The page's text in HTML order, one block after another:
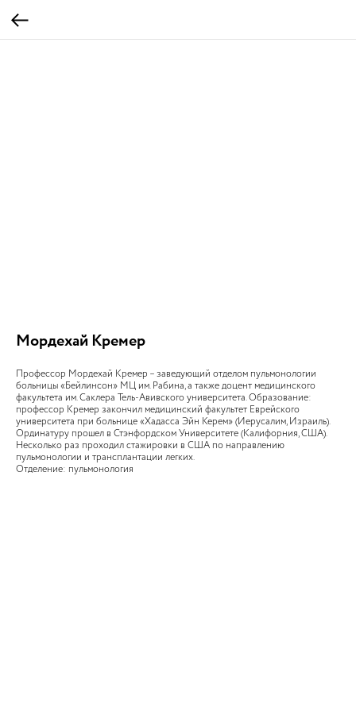
Мордехай Кремер
Профессор Мордехай Кремер – заведующий отделом пульмонологии
больницы «Бейлинсон» МЦ им. Рабина, а также доцент медицинского
факультета им. Саклера Тель-Авивского университета. Образование:
профессор Кремер закончил медицинский факультет Еврейского
университета при больнице «Хадасса Эйн Керем» (Иерусалим, Израиль).
Ординатуру прошел в Стэнфордском Университете (Калифорния, США).
Несколько раз проходил стажировки в США по направлению
пульмонологии и трансплантации легких.
Отделение: пульмонология